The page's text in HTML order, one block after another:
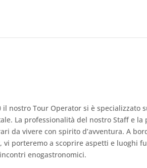
il nostro Tour Operator si è specializzato
La professionalità del nostro Staff e
da vivere con spirito d’avventura. A
vi porteremo a scoprire aspetti e luoghi
enogastronomici.